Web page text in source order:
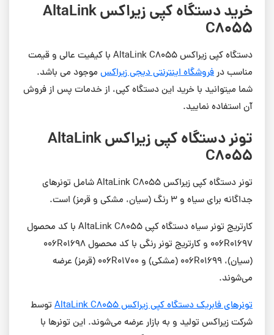
خرید دستگاه کپی زیراکس AltaLink
C8055
دستگاه کپی زیراکس AltaLink C8055 با کیفیت عالی و قیمت
مناسب درفروشگاه اینترنتی دیجی زیراکس موجود می باشد.
شما میتوانید با خرید این دستگاه کپی، از خدمات پس از فروش
آن استفاده نمایید.
تونر دستگاه کپی زیراکس AltaLink
C8055
تونر دستگاه کپی زیراکس AltaLink C8055 شامل تونرهای
جداگانه برای سیاه و ۳ رنگ (سیان، مشکی و قرمز) است.
کارتریج تونر سیاه دستگاه کپی AltaLink C8055 با کد محصول
006R01697 و کارتریج تونر رنگی با کد محصول 006R01698
(سیان)، 006R01699 (مشکی) و 006R01700 (قرمز) عرضه
می‌شوند.
تونرهای فابریک دستگاه کپی زیراکس AltaLink C8055
توسط
شرکت زیراکس تولید و به بازار عرضه می‌شوند. این تونرها با